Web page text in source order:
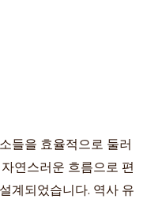
들을 효율적으로 둘러
연스러운 흐름으로 편
계되었습니다. 역사 유